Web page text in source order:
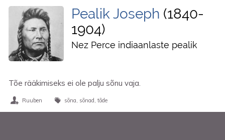
Pealik Joseph 1840-
1904
Nez Perce indiaanlaste pealik
Tõe rääkimiseks ei ole palju sõnu vaja.
Ruuben sõna sõnad tõde